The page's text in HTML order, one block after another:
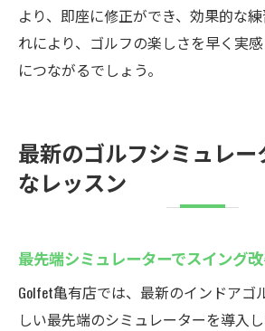
より、即座に修正ができ、効果的な
れにより、ゴルフの楽しさを早く実
につながるでしょう。
最新のゴルフシミュレー
なレッスン
最先端シミュレーターでスイング
Golfet亀有店では、最新のインドアゴ
しい最先端のシミュレーターを導入